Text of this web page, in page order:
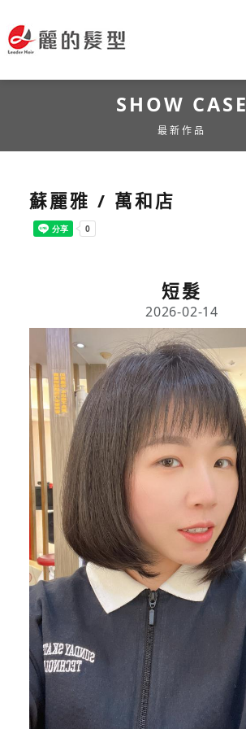
SHOW CASE
最新作品
蘇麗雅 / 萬和店
短髮
2026-02-14